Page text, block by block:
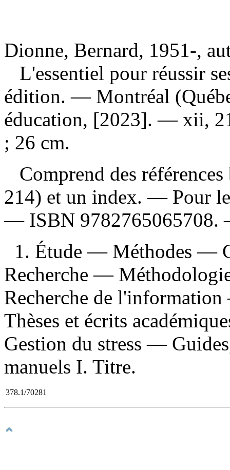
Dionne, Bernard, 1951-,
L'essentiel pour réussir
édition. — Montréal
éducation, [2023]. — xii,
; 26 cm.
Comprend des
214) et un index. — Pour
— ISBN 9782765065708.
1. Étude — Méthodes —
Recherche —
Recherche de
Thèses et écrits
Gestion du stress —
manuels I. Titre.
378.1/70281